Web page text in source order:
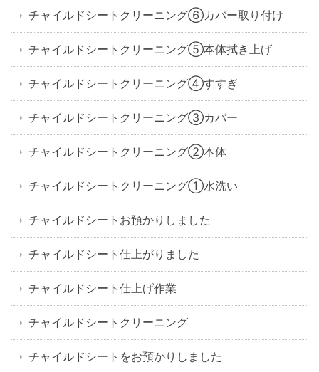
チャイルドシートクリーニング⑥カバー取り付け
チャイルドシートクリーニング⑤本体拭き上げ
チャイルドシートクリーニング④すすぎ
チャイルドシートクリーニング③カバー
チャイルドシートクリーニング②本体
チャイルドシートクリーニング①水洗い
チャイルドシートお預かりしました
チャイルドシート仕上がりました
チャイルドシート仕上げ作業
チャイルドシートクリーニング
チャイルドシートをお預かりしました